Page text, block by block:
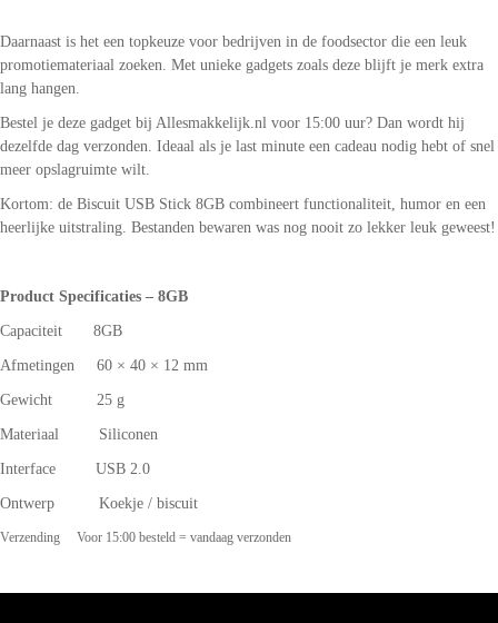
Daarnaast is het een topkeuze voor bedrijven in de foodsector die een leuk
promotiemateriaal zoeken. Met unieke gadgets zoals deze blijft je merk extra
lang hangen.
Bestel je deze gadget bij Allesmakkelijk.nl voor 15:00 uur? Dan wordt hij
dezelfde dag verzonden. Ideaal als je last minute een cadeau nodig hebt of snel
meer opslagruimte wilt.
Kortom: de Biscuit USB Stick 8GB combineert functionaliteit, humor en een
heerlijke uitstraling. Bestanden bewaren was nog nooit zo lekker leuk geweest!
Product Specificaties – 8GB
Capaciteit 8GB
Afmetingen 60 × 40 × 12 mm
Gewicht 25 g
Materiaal Siliconen
Interface USB 2.0
Ontwerp Koekje / biscuit
Verzending Voor 15:00 besteld = vandaag verzonden